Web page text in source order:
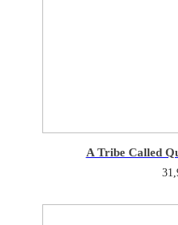
A Tribe Called